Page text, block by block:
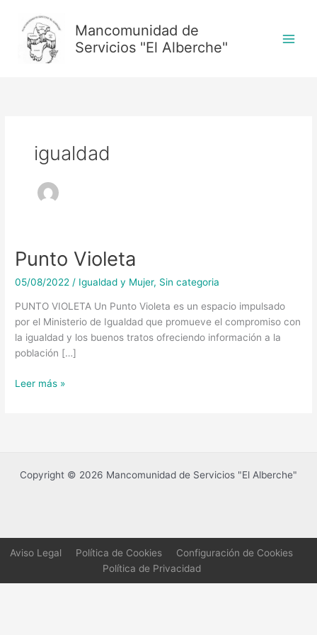
contenido
Mancomunidad de
Servicios "El Alberche"
igualdad
Punto Violeta
05/08/2022 / Igualdad y Mujer, Sin categoria
PUNTO VIOLETA Un Punto Violeta es un espacio impulsado
por el Ministerio de Igualdad que promueve el compromiso con
la igualdad y los buenos tratos ofreciendo información a la
población […]
Punto
Violeta
Leer más »
Copyright © 2026 Mancomunidad de Servicios "El Alberche"
Aviso Legal Política de Cookies
Configuración de Cookies
Política de Privacidad